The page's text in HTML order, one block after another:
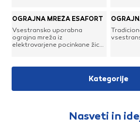
OGRAJNA MREŽA ESAFORT
Vsestransko uporabna
ograjna mreža iz
elektrovarjene pocinkane žice.
gojenje živali, poljedelstvu, ...
Kategorije
Nasveti in